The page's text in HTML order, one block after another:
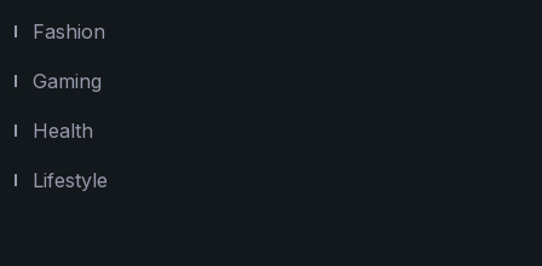
Fashion
Gaming
Health
Lifestyle